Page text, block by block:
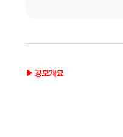
▶ 공모개요